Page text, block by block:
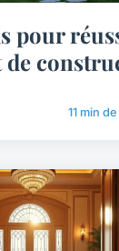
pour
11 min